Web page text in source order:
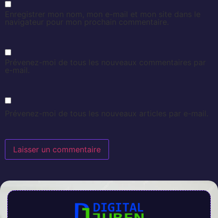
Enregistrer mon nom, mon e-mail et mon site dans le
navigateur pour mon prochain commentaire.
Prévenez-moi de tous les nouveaux commentaires par
e-mail.
Prévenez-moi de tous les nouveaux articles par e-mail.